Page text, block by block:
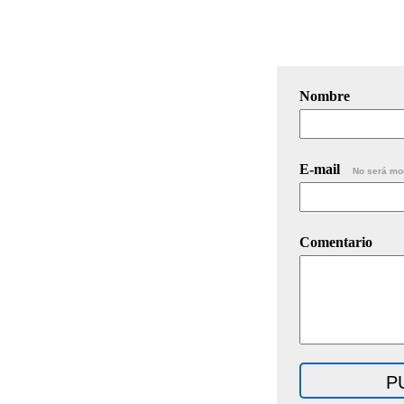
Nombre
E-mail No será
Comentario